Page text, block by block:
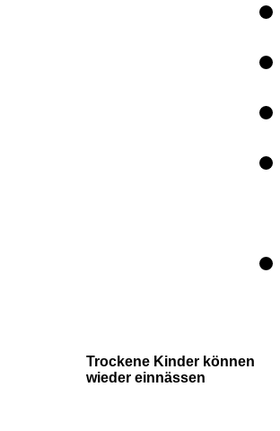
Trockene Kinder können
wieder einnässen